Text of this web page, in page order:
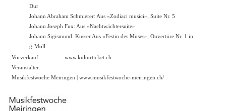
Dur
Johann Abraham Schmierer: Aus «Zodiaci musici», Suite Nr. 5
Johann Joseph Fux: Aus «Nachtwächtersuite»
Johann Sigismund: Kusser Aus «Festin des Muses», Ouvertüre Nr. 1 in
g-Moll
Vorverkauf:
www.kulturticket.ch
Veranstalter:
Musikfestwoche Meiringen | www.musikfestwoche-meiringen.ch/